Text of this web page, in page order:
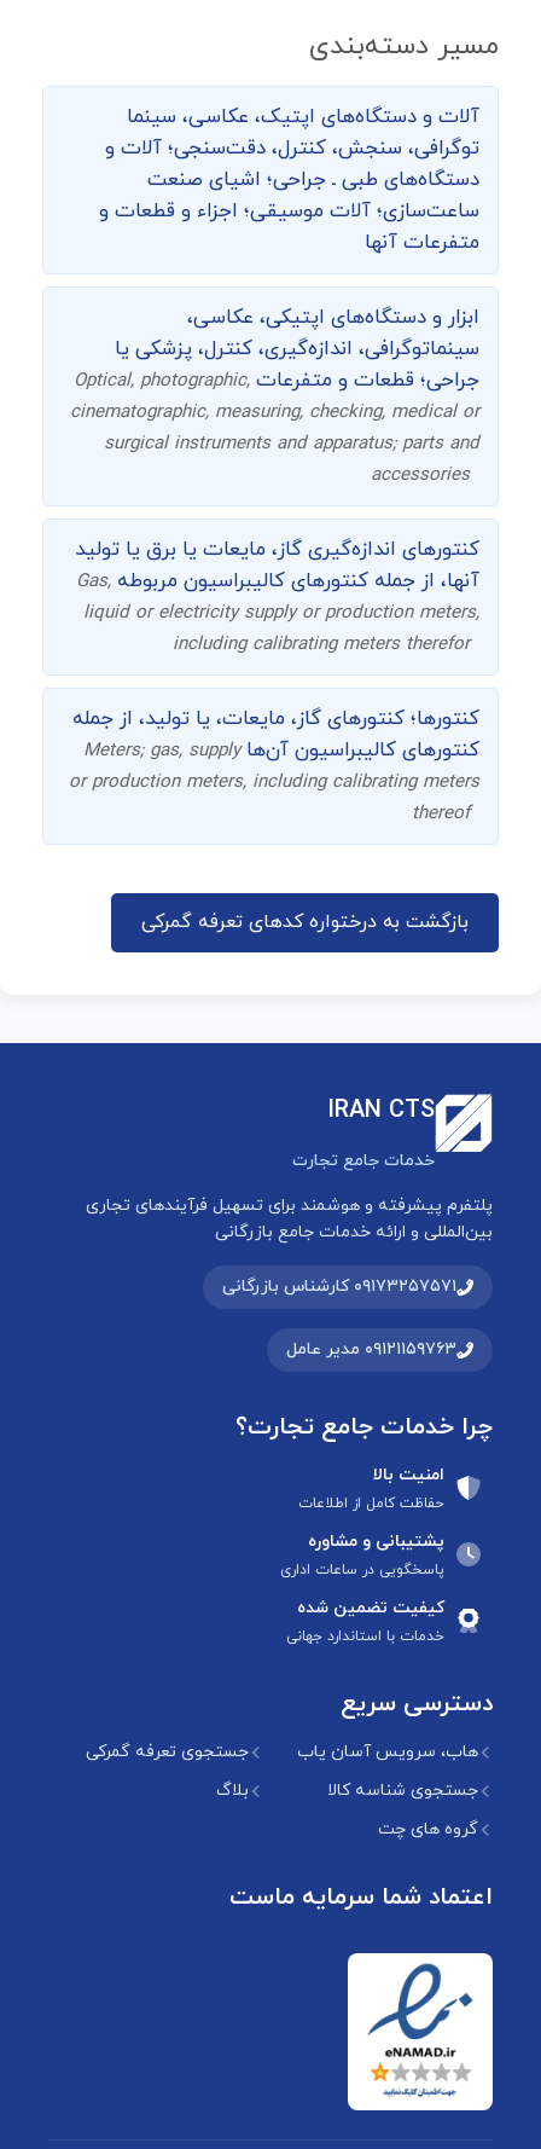
مسیر دسته‌بندی
آلات و دستگاه‌های اپتیک، عکاسی، سینما
توگرافی،‌ سنجش، کنترل، دقت‌سنجی؛ آلات و
دستگاه‌های طبی ـ جراحی؛ اشیای صنعت
ساعت‌سازی؛ آلات موسیقی؛ اجزاء و قطعات و
متفرعات آنها
ابزار و دستگاه‌های اپتیکی، عکاسی،
سینماتوگرافی، اندازه‌گیری، کنترل، پزشکی یا
جراحی؛ قطعات و متفرعات Optical, photographic,
cinematographic, measuring, checking, medical or
surgical instruments and apparatus; parts and
accessories
کنتورهای اندازه‌گیری گاز، مایعات یا برق یا تولید
آنها، از جمله کنتورهای کالیبراسیون مربوطه Gas,
liquid or electricity supply or production meters,
including calibrating meters therefor
کنتورها؛ کنتورهای گاز، مایعات، یا تولید، از جمله
کنتورهای کالیبراسیون آن‌هاMeters; gas, supply
or production meters, including calibrating meters
thereof
بازگشت به درختواره کدهای تعرفه گمرکی
IRAN CTS
خدمات جامع تجارت
پلتفرم پیشرفته و هوشمند برای تسهیل فرآیندهای تجاری
بین‌المللی و ارائه خدمات جامع بازرگانی
۰۹۱۷۳۲۵۷۵۷۱ کارشناس بازرگانی
۰۹۱۲۱۱۵۹۷۶۳ مدیر عامل
چرا خدمات جامع تجارت؟
امنیت بالا
حفاظت کامل از اطلاعات
پشتیبانی و مشاوره
پاسخگویی در ساعات اداری
کیفیت تضمین شده
خدمات با استاندارد جهانی
دسترسی سریع
هاب، سرویس آسان یاب
جستجوی تعرفه گمرکی
جستجوی شناسه کالا
بلاگ
گروه های چت
اعتماد شما سرمایه ماست